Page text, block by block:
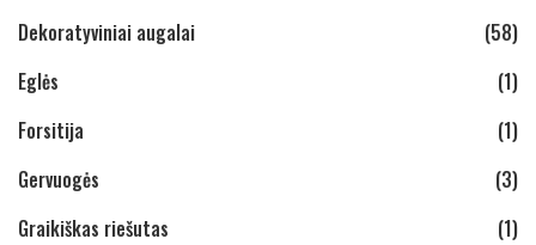
Dekoratyviniai augalai
(58)
Eglės
(1)
Forsitija
(1)
Gervuogės
(3)
Graikiškas riešutas
(1)